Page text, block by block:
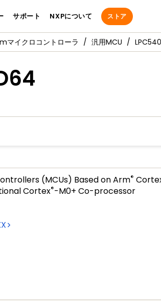
サポート NXPについて ストア
マイクロコントローラ 汎用MCU
(MCUs) Based on Arm®
Cortex®-M0+ Co-processor